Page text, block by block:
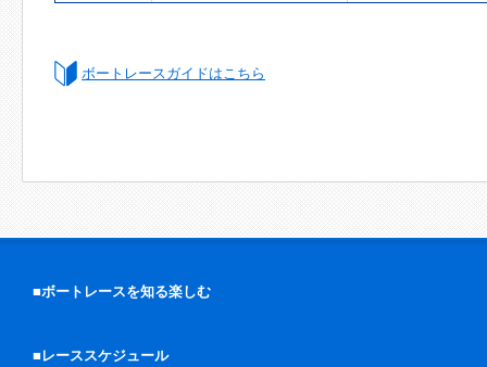
ボートレースガイドはこちら
■ボートレースを知る楽しむ
■レーススケジュール